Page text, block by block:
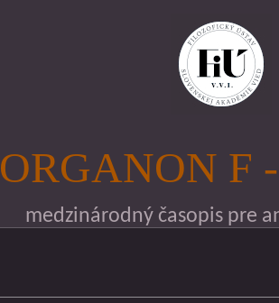
ORGANON F
medzinárodný časopis pre